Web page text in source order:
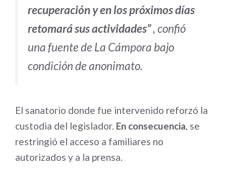
recuperación y en los próximos días
retomará sus actividades”, confió
una fuente de La Cámpora bajo
condición de anonimato.
El sanatorio donde fue intervenido reforzó la
custodia del legislador. En consecuencia, se
restringió el acceso a familiares no
autorizados y a la prensa.